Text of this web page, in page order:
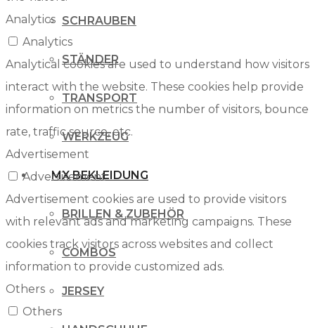
SCHRAUBEN
STÄNDER
TRANSPORT
WERKZEUG
MX BEKLEIDUNG
BRILLEN & ZUBEHÖR
COMBOS
JERSEY
Analytics
Analytics
Analytical cookies are used to understand how visitors
interact with the website. These cookies help provide
information on metrics the number of visitors, bounce
rate, traffic source, etc.
Advertisement
Advertisement
Advertisement cookies are used to provide visitors
with relevant ads and marketing campaigns. These
cookies track visitors across websites and collect
information to provide customized ads.
Others
Others